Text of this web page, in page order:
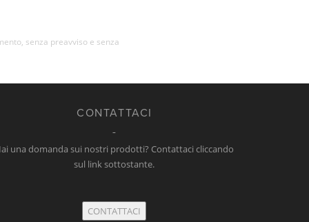
senza preavviso e senza
CONTATTACI
una domanda sui nostri prodotti? Contattaci cliccando
sul link sottostante.
CONTATTACI